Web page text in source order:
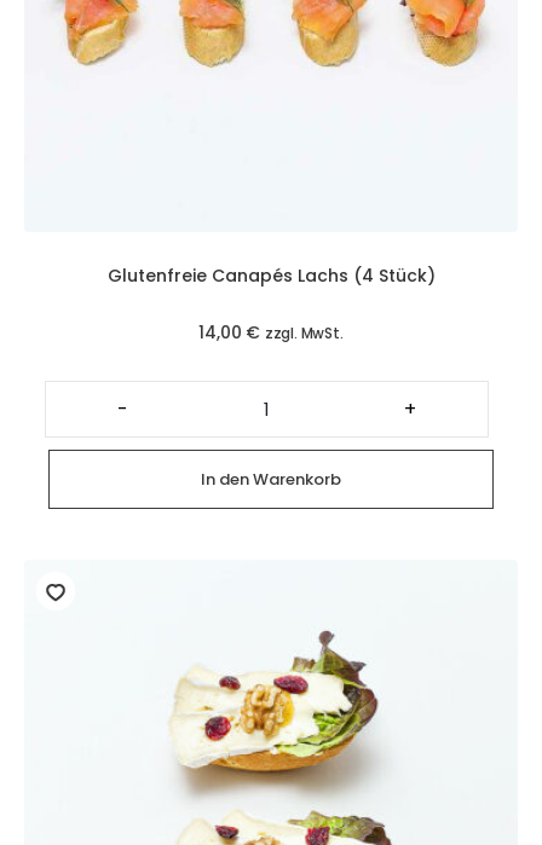
Glutenfreie Canapés Lachs (4 Stück)
14,00 € zzgl. MwSt.
-
Glutenfreie
Canapés
Lachs
(4
Stück)
Menge
+
In den Warenkorb